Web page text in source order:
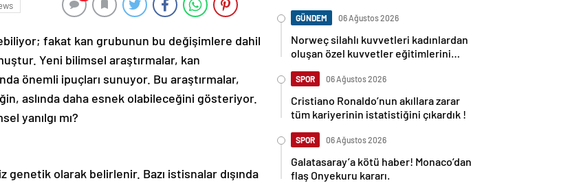
fakat kan grubunun bu değişimlere dahil
Yeni bilimsel araştırmalar, kan
önemli ipuçları sunuyor. Bu araştırmalar,
aslında daha esnek olabileceğini gösteriyor.
yanılgı mı?
genetik olarak belirlenir. Bazı istisnalar dışında
GÜNDEM 06 Ağustos 2026
Norweç silahlı kuvvetleri kadınlardan
oluşan özel kuvvetler eğitimlerini
SPOR 06 Ağustos 2026
Cristiano Ronaldo’nun akıllara zarar
tüm kariyerinin istatistiğini çıkardık !
SPOR 06 Ağustos 2026
Galatasaray’a kötü haber! Monaco’dan
flaş Onyekuru kararı.